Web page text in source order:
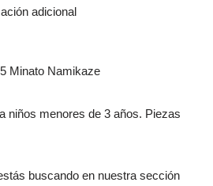
adicional
Minato Namikaze
niños menores de 3 años. Piezas
buscando en nuestra sección